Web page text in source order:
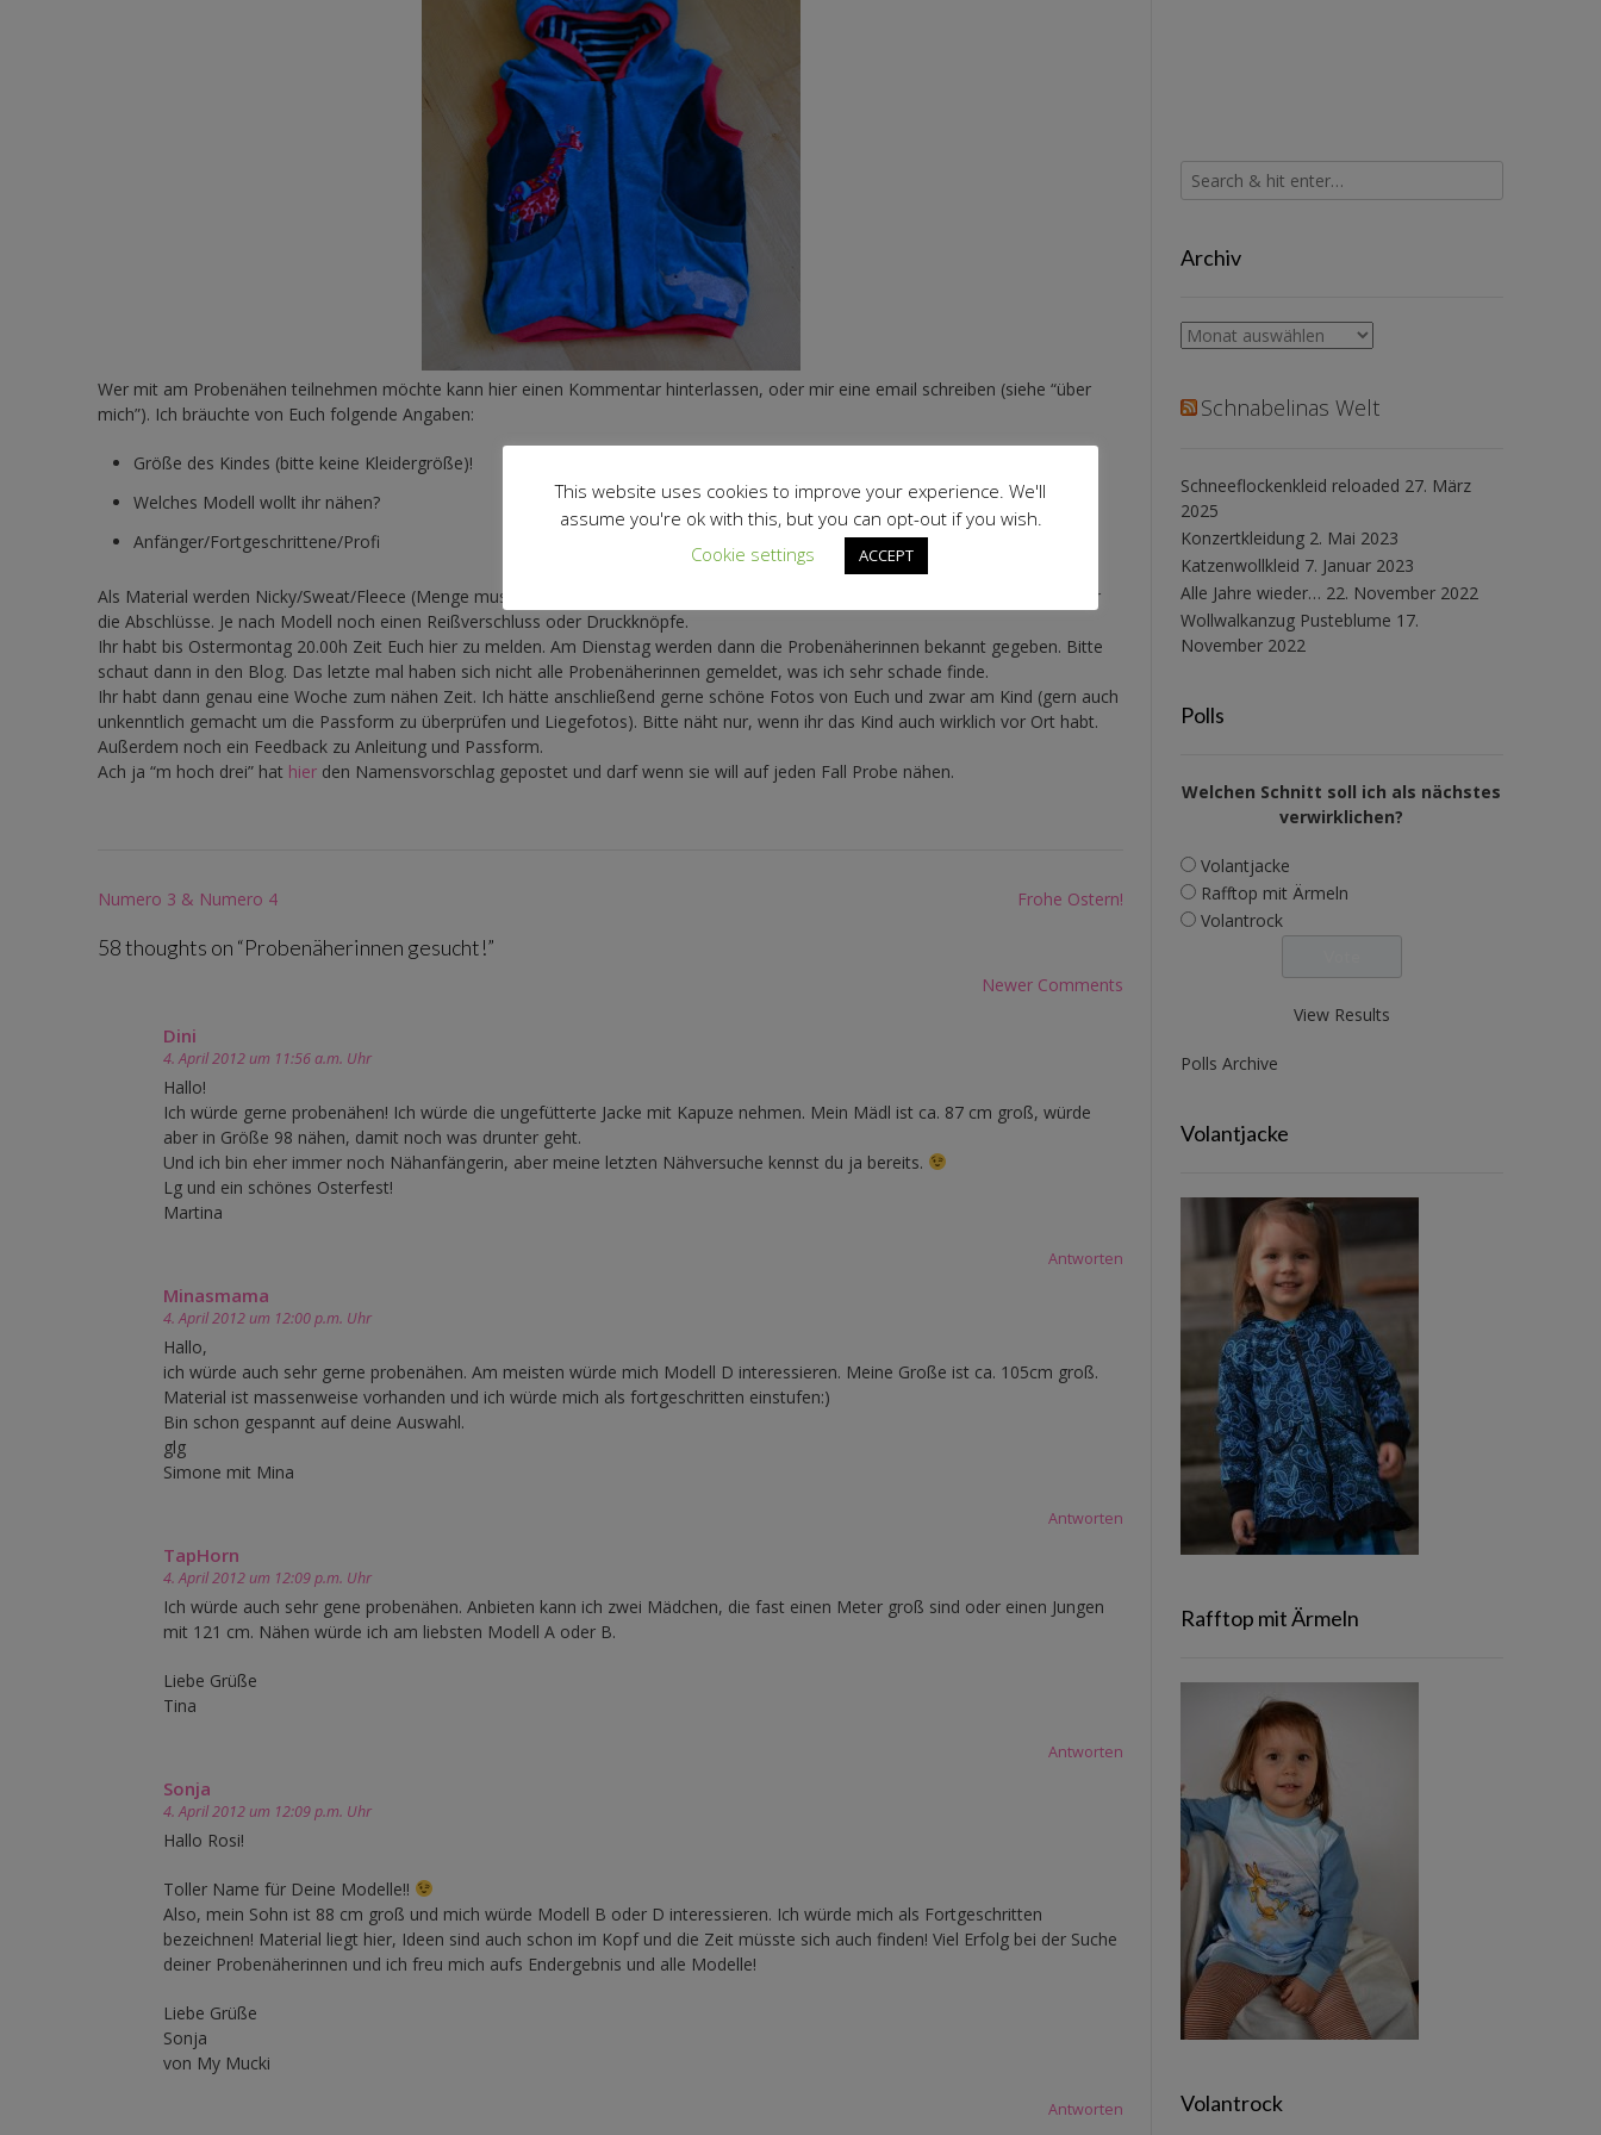
Wer mit am Probenähen teilnehmen möchte kann hier einen Kommentar hinterlassen, oder mir eine email schreiben (siehe “über
mich”). Ich bräuchte von Euch folgende Angaben:
Größe des Kindes (bitte keine Kleidergröße)!
Welches Modell wollt ihr nähen?
Anfänger/Fortgeschrittene/Profi
Als Material werden Nicky/Sweat/Fleece (Menge muss ich noch ermitteln) benötigt, evtl. Jersey zum füttern und Bündchenware für
die Abschlüsse. Je nach Modell noch einen Reißverschluss oder Druckknöpfe.
Ihr habt bis Ostermontag 20.00h Zeit Euch hier zu melden. Am Dienstag werden dann die Probenäherinnen bekannt gegeben. Bitte
schaut dann in den Blog. Das letzte mal haben sich nicht alle Probenäherinnen gemeldet, was ich sehr schade finde.
Ihr habt dann genau eine Woche zum nähen Zeit. Ich hätte anschließend gerne schöne Fotos von Euch und zwar am Kind (gern auch
unkenntlich gemacht um die Passform zu überprüfen und Liegefotos). Bitte näht nur, wenn ihr das Kind auch wirklich vor Ort habt.
Außerdem noch ein Feedback zu Anleitung und Passform.
Ach ja “m hoch drei” hat hier den Namensvorschlag gepostet und darf wenn sie will auf jeden Fall Probe nähen.
Post
Numero 3 & Numero 4 Frohe Ostern!
58 thoughts on “Probenäherinnen gesucht!”
navigation
Newer Comments
Dini
4. April 2012 um 11:56 a.m. Uhr
Hallo!
Ich würde gerne probenähen! Ich würde die ungefütterte Jacke mit Kapuze nehmen. Mein Mädl ist ca. 87 cm groß, würde
aber in Größe 98 nähen, damit noch was drunter geht.
Und ich bin eher immer noch Nähanfängerin, aber meine letzten Nähversuche kennst du ja bereits.
Lg und ein schönes Osterfest!
Martina
Antworten
Minasmama
4. April 2012 um 12:00 p.m. Uhr
Hallo,
ich würde auch sehr gerne probenähen. Am meisten würde mich Modell D interessieren. Meine Große ist ca. 105cm groß.
Material ist massenweise vorhanden und ich würde mich als fortgeschritten einstufen:)
Bin schon gespannt auf deine Auswahl.
glg
Simone mit Mina
Antworten
TapHorn
4. April 2012 um 12:09 p.m. Uhr
Ich würde auch sehr gene probenähen. Anbieten kann ich zwei Mädchen, die fast einen Meter groß sind oder einen Jungen
mit 121 cm. Nähen würde ich am liebsten Modell A oder B.
Liebe Grüße
Tina
Antworten
Sonja
4. April 2012 um 12:09 p.m. Uhr
Hallo Rosi!
Toller Name für Deine Modelle!!
Also, mein Sohn ist 88 cm groß und mich würde Modell B oder D interessieren. Ich würde mich als Fortgeschritten
bezeichnen! Material liegt hier, Ideen sind auch schon im Kopf und die Zeit müsste sich auch finden! Viel Erfolg bei der Suche
deiner Probenäherinnen und ich freu mich aufs Endergebnis und alle Modelle!
Liebe Grüße
Sonja
von My Mucki
Antworten
Archiv
Archiv
Schnabelinas Welt
Schneeflockenkleid reloaded 27. März
2025
Konzertkleidung 2. Mai 2023
Katzenwollkleid 7. Januar 2023
Alle Jahre wieder… 22. November 2022
Wollwalkanzug Pusteblume 17.
November 2022
Polls
Welchen Schnitt soll ich als nächstes
verwirklichen?
Volantjacke
Rafftop mit Ärmeln
Volantrock
View Results
Polls Archive
Volantjacke
Rafftop mit Ärmeln
Volantrock
This website uses cookies to improve your experience. We'll
assume you're ok with this, but you can opt-out if you wish.
Cookie settings
ACCEPT